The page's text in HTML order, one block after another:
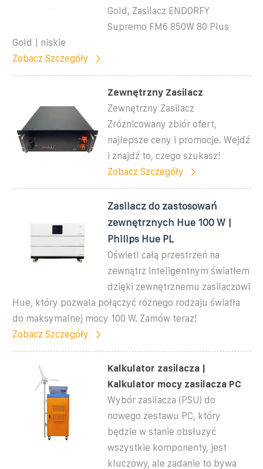
Gold, Zasilacz ENDORFY
Supremo FM6 850W 80 Plus
Gold | niskie
Zobacz Szczegóły
Zewnętrzny Zasilacz
Zewnętrzny Zasilacz
Zróżnicowany zbiór ofert,
najlepsze ceny i promocje. Wejdź
i znajdź to, czego szukasz!
Zobacz Szczegóły
Zasilacz do zastosowań
zewnętrznych Hue 100 W |
Philips Hue PL
Oświetl całą przestrzeń na
zewnątrz inteligentnym światłem
dzięki zewnętrznemu zasilaczowi
Hue, który pozwala połączyć różnego rodzaju światła
do maksymalnej mocy 100 W. Zamów teraz!
Zobacz Szczegóły
Kalkulator zasilacza |
Kalkulator mocy zasilacza PC
Wybór zasilacza (PSU) do
nowego zestawu PC, który
będzie w stanie obsłużyć
wszystkie komponenty, jest
kluczowy, ale zadanie to bywa